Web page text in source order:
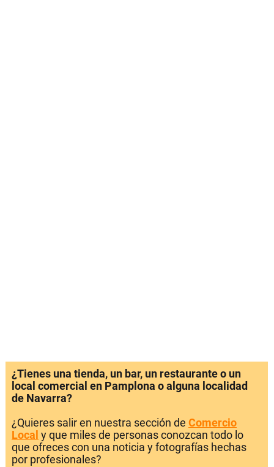
¿Tienes una tienda, un bar, un restaurante o un
local comercial en Pamplona o alguna localidad
de Navarra?
¿Quieres salir en nuestra sección de Comercio
Local y que miles de personas conozcan todo lo
que ofreces con una noticia y fotografías hechas
por profesionales?